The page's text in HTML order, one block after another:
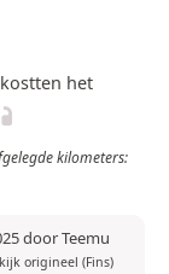
het
kilometers:
door Teemu
origineel (Fins)